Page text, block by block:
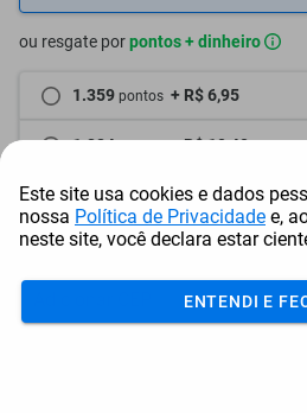
ou resgate porpontos + dinheiro
1.359 pontos + R$ 6,95
1.284 + R$ 10,40
1.208 pontos + R$ 13,89
Este site usa cookies e dados
nossa Política de Privacidade e,
neste site, você declara estar
ENTENDI E